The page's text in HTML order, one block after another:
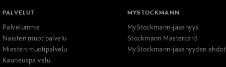
PALVELUT
Palvelumme
Naisten muotipalvelu
Miesten muotipalvelu
Kauneuspalvelu
MYSTOCKMANN
MyStockmann-jäsenyys
Stockmann Mastercard
MyStockmann-jäsenyyden ehdot